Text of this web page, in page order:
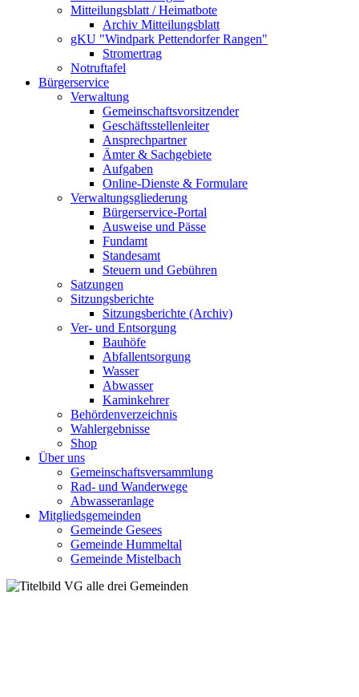
Mitteilungsblatt / Heimatbote
Archiv Mitteilungsblatt
gKU "Windpark Pettendorfer Rangen"
Stromertrag
Notruftafel
Bürgerservice
Verwaltung
Gemeinschaftsvorsitzender
Geschäftsstellenleiter
Ansprechpartner
Ämter & Sachgebiete
Aufgaben
Online-Dienste & Formulare
Verwaltungsgliederung
Bürgerservice-Portal
Ausweise und Pässe
Fundamt
Standesamt
Steuern und Gebühren
Satzungen
Sitzungsberichte
Sitzungsberichte (Archiv)
Ver- und Entsorgung
Bauhöfe
Abfallentsorgung
Wasser
Abwasser
Kaminkehrer
Behördenverzeichnis
Wahlergebnisse
Shop
Über uns
Gemeinschaftsversammlung
Rad- und Wanderwege
Abwasseranlage
Mitgliedsgemeinden
Gemeinde Gesees
Gemeinde Hummeltal
Gemeinde Mistelbach